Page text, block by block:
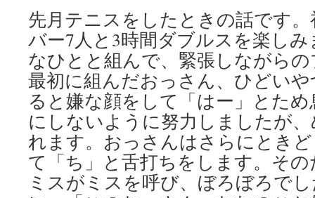
先月テニスをしたときの話です
バー7人と3時間ダブルスを楽し
なひとと組んで、緊張しながら
最初に組んだおっさん、ひどい
ると嫌な顔をして「はー」とた
にしないように努力しましたが
れます。おっさんはさらにとき
て「ち」と舌打ちをします。そ
ミスがミスを呼び、ぼろぼろで